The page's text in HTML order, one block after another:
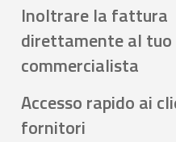
Inoltrare la fattura
direttamente al tuo
commercialista
Accesso rapido ai
fornitori